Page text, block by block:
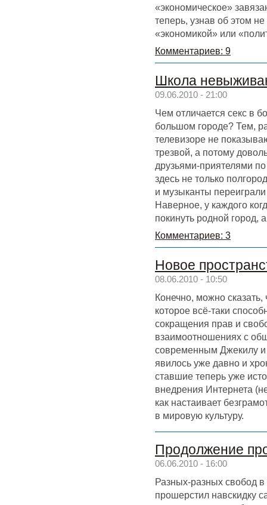
«экономическое»
теперь, узнав об этом
«экономикой» или
Комментариев: 9
Школа
09.06.2010 - 21:00
Чем отличается секс в
большом городе? Тем,
телевизоре не
трезвой, а потому
друзьями-приятелями
здесь не только
и музыканты
Наверное, у каждого
покинуть родной город,
Комментариев: 3
Новое
08.06.2010 - 10:50
Конечно, можно сказать,
которое всё-таки
сокращения прав и
взаимоотношениях с
современным Джекилу
явилось уже давно и
ставшие теперь уже
внедрения Интернета
как настаивает
в мировую культуру.
Продолжение
06.06.2010 - 16:00
Разных-разных свобод
прошерстил навскидку